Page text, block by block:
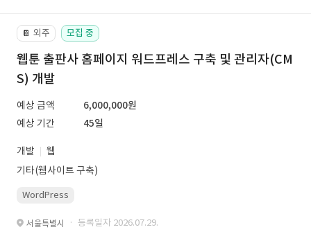
📔 외주 모집 중
웹툰 출판사 홈페이지 워드프레스 구축 및 관리자(CM
S) 개발
예상 금액
6,000,000원
예상 기간
45일
개발
웹
기타(웹사이트 구축)
WordPress
서울특별시 · 등록일자 2026.07.29.